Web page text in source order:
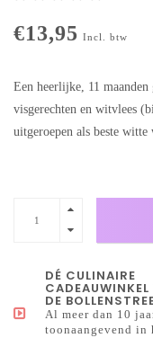
€13,95 Incl. btw
Een heerlijke, 11
visgerechten en witvlees
uitgeroepen als beste
DÉ CULINAIRE
CADEAUWINKEL
DE
Al meer dan 10
toonaangevend in